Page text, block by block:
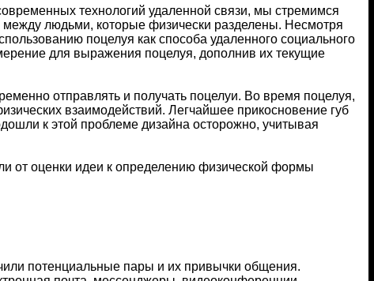
технологий удаленной связи, мы стремимся
между людьми, которые физически разделены. Несмотря
поцелуя как способа удаленного социального
для выражения поцелуя, дополнив их текущие
отправлять и получать поцелуи. Во время поцелуя,
взаимодействий. Легчайшее прикосновение губ
к этой проблеме дизайна осторожно, учитывая
от оценки идеи к определению физической формы
потенциальные пары и их привычки общения.